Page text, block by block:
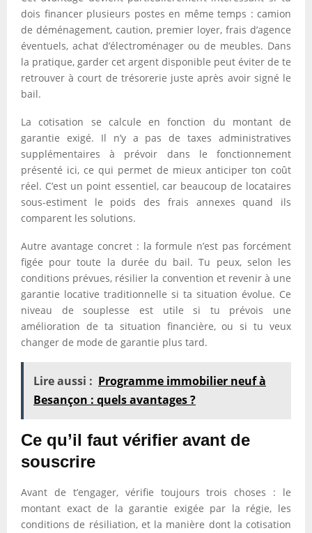
dois financer plusieurs postes en même temps : camion
de déménagement, caution, premier loyer, frais d’agence
éventuels, achat d’électroménager ou de meubles. Dans
la pratique, garder cet argent disponible peut éviter de te
retrouver à court de trésorerie juste après avoir signé le
bail.
La cotisation se calcule en fonction du montant de
garantie exigé. Il n’y a pas de taxes administratives
supplémentaires à prévoir dans le fonctionnement
présenté ici, ce qui permet de mieux anticiper ton coût
réel. C’est un point essentiel, car beaucoup de locataires
sous-estiment le poids des frais annexes quand ils
comparent les solutions.
Autre avantage concret : la formule n’est pas forcément
figée pour toute la durée du bail. Tu peux, selon les
conditions prévues, résilier la convention et revenir à une
garantie locative traditionnelle si ta situation évolue. Ce
niveau de souplesse est utile si tu prévois une
amélioration de ta situation financière, ou si tu veux
changer de mode de garantie plus tard.
Lire aussi : Programme immobilier neuf à
Besançon : quels avantages ?
Ce qu’il faut vérifier avant de
souscrire
Avant de t’engager, vérifie toujours trois choses : le
montant exact de la garantie exigée par la régie, les
conditions de résiliation, et la manière dont la cotisation